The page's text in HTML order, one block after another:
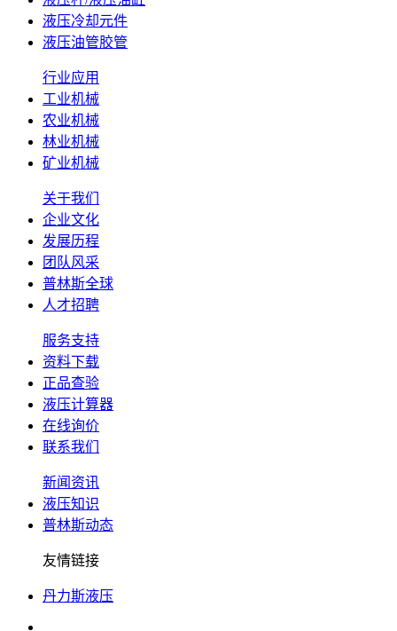
液压冷却元件
液压油管胶管
行业应用
工业机械
农业机械
林业机械
矿业机械
关于我们
企业文化
发展历程
团队风采
普林斯全球
人才招聘
服务支持
资料下载
正品查验
液压计算器
在线询价
联系我们
新闻资讯
液压知识
普林斯动态
友情链接
丹力斯液压